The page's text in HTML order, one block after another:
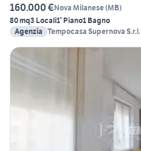
160.000 €Nova Milanese(MB)
80 mq3 Locali1° Piano1 Bagno
Agenzia Tempocasa Supernova S.r.l.